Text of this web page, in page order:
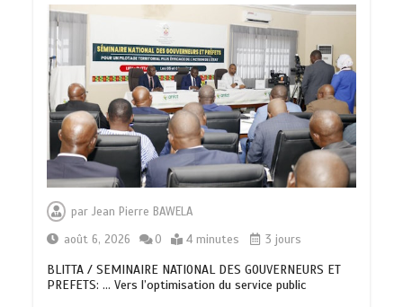
parJean Pierre BAWELA
août 6, 2026
0 4 minutes 3 jours
BLITTA / SEMINAIRE NATIONAL DES GOUVERNEURS ET
PREFETS: … Vers l’optimisation du service public